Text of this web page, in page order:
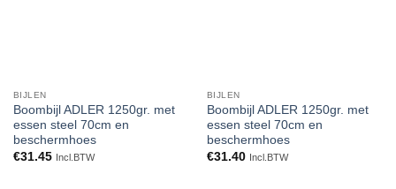
BIJLEN
Boombijl ADLER 1250gr. met
essen steel 70cm en
beschermhoes
€31.45 Incl.BTW
BIJLEN
Boombijl ADLER 1250gr. met
essen steel 70cm en
beschermhoes
€31.40 Incl.BTW